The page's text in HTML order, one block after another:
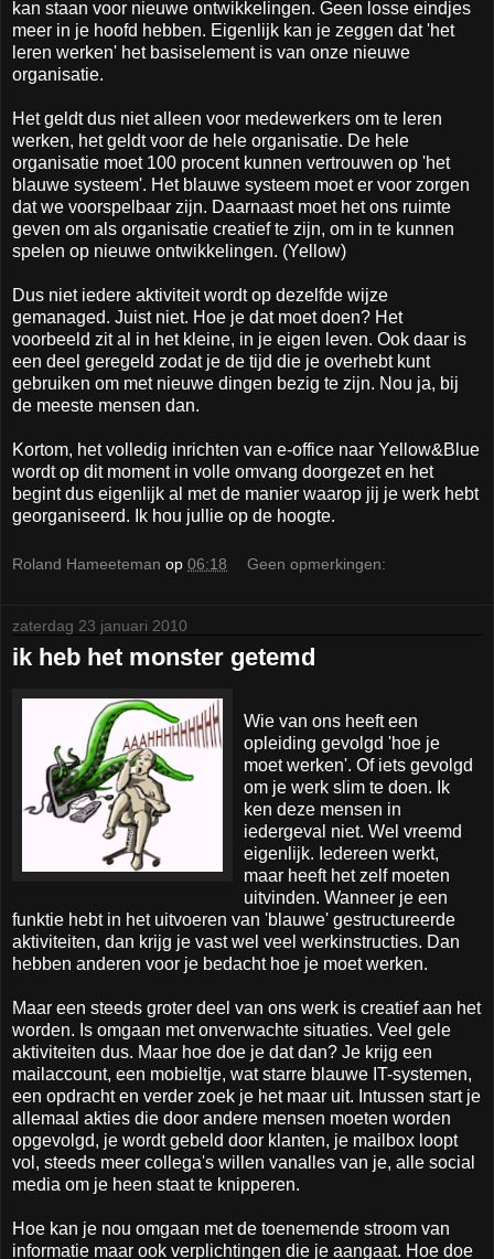
kan staan voor nieuwe ontwikkelingen. Geen losse eindjes
meer in je hoofd hebben. Eigenlijk kan je zeggen dat 'het
leren werken' het basiselement is van onze nieuwe
organisatie.
Het geldt dus niet alleen voor medewerkers om te leren
werken, het geldt voor de hele organisatie. De hele
organisatie moet 100 procent kunnen vertrouwen op 'het
blauwe systeem'. Het blauwe systeem moet er voor zorgen
dat we voorspelbaar zijn. Daarnaast moet het ons ruimte
geven om als organisatie creatief te zijn, om in te kunnen
spelen op nieuwe ontwikkelingen. (Yellow)
Dus niet iedere aktiviteit wordt op dezelfde wijze
gemanaged. Juist niet. Hoe je dat moet doen? Het
voorbeeld zit al in het kleine, in je eigen leven. Ook daar is
een deel geregeld zodat je de tijd die je overhebt kunt
gebruiken om met nieuwe dingen bezig te zijn. Nou ja, bij
de meeste mensen dan.
Kortom, het volledig inrichten van e-office naar Yellow&Blue
wordt op dit moment in volle omvang doorgezet en het
begint dus eigenlijk al met de manier waarop jij je werk hebt
georganiseerd. Ik hou jullie op de hoogte.
Roland Hameeteman op 06:18 Geen opmerkingen:
zaterdag 23 januari 2010
ik heb het monster getemd
Wie van ons heeft een
opleiding gevolgd 'hoe je
moet werken'. Of iets gevolgd
om je werk slim te doen. Ik
ken deze mensen in
iedergeval niet. Wel vreemd
eigenlijk. Iedereen werkt,
maar heeft het zelf moeten
uitvinden. Wanneer je een
funktie hebt in het uitvoeren van 'blauwe' gestructureerde
aktiviteiten, dan krijg je vast wel veel werkinstructies. Dan
hebben anderen voor je bedacht hoe je moet werken.
Maar een steeds groter deel van ons werk is creatief aan het
worden. Is omgaan met onverwachte situaties. Veel gele
aktiviteiten dus. Maar hoe doe je dat dan? Je krijg een
mailaccount, een mobieltje, wat starre blauwe IT-systemen,
een opdracht en verder zoek je het maar uit. Intussen start je
allemaal akties die door andere mensen moeten worden
opgevolgd, je wordt gebeld door klanten, je mailbox loopt
vol, steeds meer collega's willen vanalles van je, alle social
media om je heen staat te knipperen.
Hoe kan je nou omgaan met de toenemende stroom van
informatie maar ook verplichtingen die je aangaat. Hoe doe